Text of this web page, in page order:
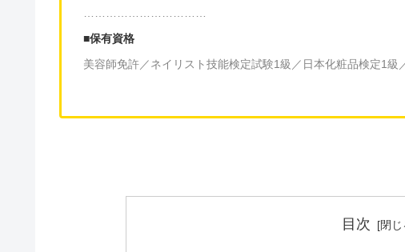
■保有資格
美容師免許／ネイリスト技能検定試験1級／日本化粧品検定1級
目次